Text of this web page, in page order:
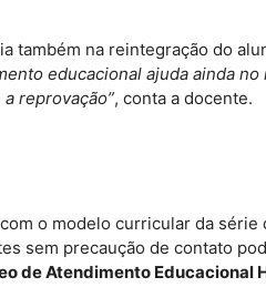
também na reintegração do
educacional ajuda ainda
reprovação”, conta a docente.
o modelo curricular da série
sem precaução de contato
de Atendimento Educacional